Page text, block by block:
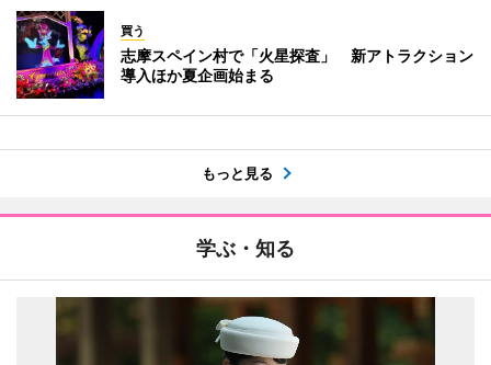
買う
志摩スペイン村で「火星探査」 新アトラクション
導入ほか夏企画始まる
もっと見る
学ぶ・知る